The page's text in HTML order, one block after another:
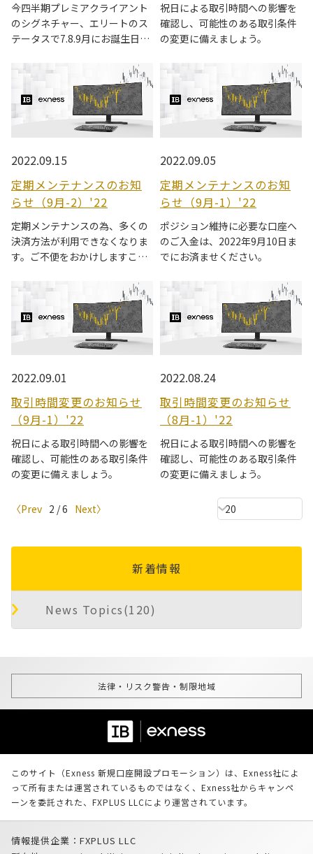
今四半期プレミアクライアント
のシグネチャー、エリートのス
テータスで7.8.9月にお誕生日を
セットを順次発送しておりま
祝日による取引時間への影響を
確認し、可能性のある取引条件
の変更に備えましょう。
2022.09.15
定期メンテナンスのお知
らせ（9月-2）'22
定期メンテナンスの為、多くの
決済方法が利用できなくなりま
す。ご不便をおかけしますこと
2022.09.05
定期メンテナンスのお知
らせ（9月-1）'22
ポジション維持に必要な口座へ
のご入金は、2022年9月10日ま
でにお済ませください。
2022.09.01
取引時間変更のお知らせ
（9月-1）'22
祝日による取引時間への影響を
確認し、可能性のある取引条件
の変更に備えましょう。
2022.08.24
取引時間変更のお知らせ
（8月-1）'22
祝日による取引時間への影響を
確認し、可能性のある取引条件
の変更に備えましょう。
〈Prev 2 / 6 Next〉
新着情報
News Topics(120)
法律・リスク警告・制限地域
このサイト（Exness 新規口座開設プロモーション）は、Exness社によ
って所有または運営されているものではなく、Exness社からキャンペ
ーンを委託された、FXPLUS LLCにより運営されています。
情報提供企業：FXPLUS LLC